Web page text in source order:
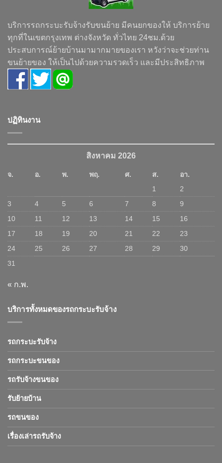
บริการรถกระบะรับจ้างรับขนย้าย มีคนยกของให้ บริการย้าย
ทุกที่ในเขตกรุงเทพ ต่างจังหวัด ทั่วไทย 24ชม.ด้วย
ประสบการณ์ย้ายบ้านมามากมายของเรา หวังว่าจะช่วยท่าน
ขนย้ายของ ให้เป็นไปด้วยความรวดเร็ว และมีประสิทธิภาพ
ปฏิทินงาน
สิงหาคม 2026
จ. อ. พ. พฤ. ศ. ส.
อา.
1
2
3
4 5 6 7 8
9
10
11 12 13 14 15
16
17
18 19 20 21 22
23
24
25 26 27 28 29
30
31
« ก.พ.
บริการทั้งหมดของรถกระบะรับจ้าง
รถกระบะรับจ้าง
รถกระบะขนของ
รถรับจ้างขนของ
รับย้ายบ้าน
รถขนของ
เรื่องเล่ารถรับจ้าง